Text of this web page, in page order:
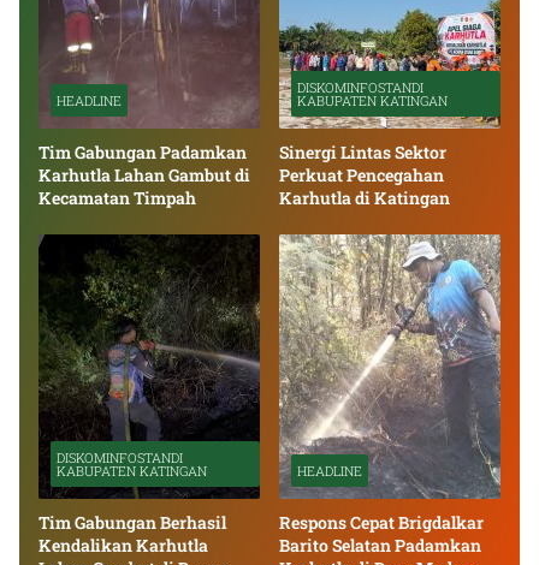
HEADLINE
Tim Gabungan Padamkan
Karhutla Lahan Gambut di
Kecamatan Timpah
DISKOMINFOSTANDI
KABUPATEN KATINGAN
Sinergi Lintas Sektor
Perkuat Pencegahan
Karhutla di Katingan
DISKOMINFOSTANDI
KABUPATEN KATINGAN
Tim Gabungan Berhasil
Kendalikan Karhutla
HEADLINE
Respons Cepat Brigdalkar
Barito Selatan Padamkan